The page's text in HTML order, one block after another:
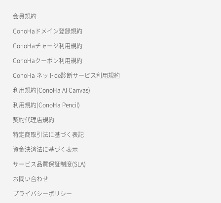
美雲このは徹底ガイド
会員規約
ConoHaドメイン登録規約
ConoHaチャージ利用規約
ConoHaクーポン利用規約
ConoHa ネットde診断サービス利用規約
利用規約(ConoHa AI Canvas)
利用規約(ConoHa Pencil)
契約代理店規約
特定商取引法に基づく表記
資金決済法に基づく表示
サービス品質保証制度(SLA)
お問い合わせ
プライバシーポリシー